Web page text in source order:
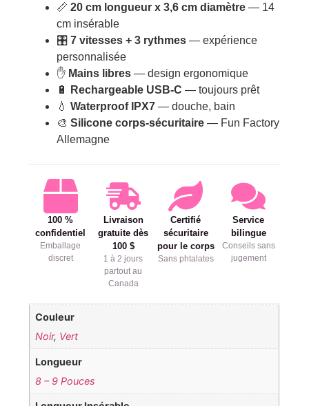
📏20 cm longueur x 3,6 cm diamètre — 14
cm insérable
🎛️7 vitesses + 3 rythmes — expérience
personnalisée
✋ Mains libres — design ergonomique
🔋
Rechargeable USB-C — toujours prêt
💧Waterproof IPX7 — douche, bain
🎨Silicone corps-sécuritaire — Fun Factory
Allemagne
100 %
confidentiel
Emballage
discret
Livraison
gratuite dès
100 $
1 à 2 jours
partout au
Canada
Certifié
sécuritaire
pour le corps
Sans phtalates
Service
bilingue
Conseils sans
jugement
Couleur
Noir, Vert
Longueur
8 – 9 Pouces